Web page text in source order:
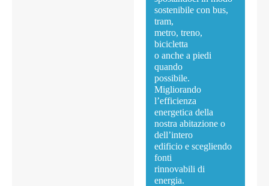
sostenibile con bus,
tram,
metro, treno,
bicicletta
o anche a piedi
quando
possibile.
Migliorando
l’efficienza
energetica della
nostra abitazione o
dell’intero
edificio e scegliendo
fonti
rinnovabili di
energia.